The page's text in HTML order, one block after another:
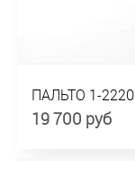
ПАЛЬТО 1-2220
19 700 руб